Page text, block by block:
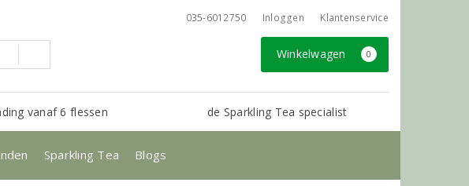
035-6012750 Inloggen Klantenservice
Winkelwagen 0
vanaf 6 flessen de Sparkling Tea specialist
Sparkling Tea Blogs